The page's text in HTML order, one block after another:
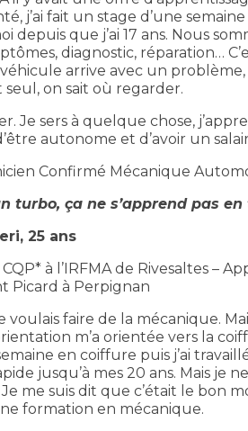
j’ai fait un stage d’une semaine
depuis que j’ai 17 ans. Nous
diagnostic, réparation…
arrive avec un
on sait où regarder.
Je sers à quelque chose,
autonome et d’avoir un
Confirmé Mécanique
turbo, ça ne s’apprend pas en
25 ans
à l’IRFMA de Rivesaltes –
Picard à Perpignan
voulais faire de la mécanique.
m’a orientée vers la
en coiffure puis j’ai
jusqu’à mes 20 ans. Mais je
me suis dit que c’était le bon
formation en mécanique.